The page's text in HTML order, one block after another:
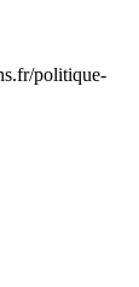
politique-